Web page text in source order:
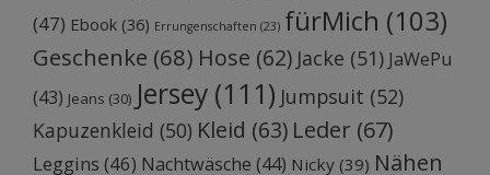
(47) Ebook (36) Errungenschaften (23) fürMich (103)
Geschenke (68) Hose (62) Jacke (51) JaWePu
(43) Jeans (30) Jersey (111) Jumpsuit (52)
Kapuzenkleid (50) Kleid (63) Leder (67)
Leggins (46) Nachtwäsche (44) Nicky (39) Nähen